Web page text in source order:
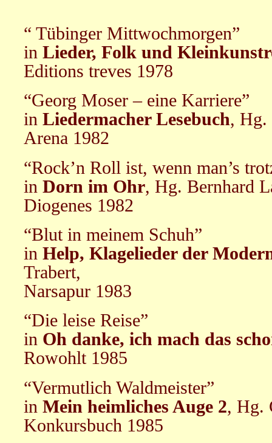
“ Tübinger Mittwochmorgen”
in Lieder, Folk und
Editions treves 1978
“Georg Moser – eine Karriere”
in Liedermacher Lesebuch, Hg.
Arena 1982
“Rock’n Roll ist, wenn man’s
in Dorn im Ohr, Hg. Bernhard
Diogenes 1982
“Blut in meinem Schuh”
in Help, Klagelieder der
Trabert,
Narsapur 1983
“Die leise Reise”
in Oh danke, ich mach das
Rowohlt 1985
“Vermutlich Waldmeister”
in Mein heimliches Auge 2, Hg.
Konkursbuch 1985